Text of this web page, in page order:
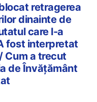
retragerea
dinainte de
care l-a
fost interpretat
Cum a trecut
de Învățământ